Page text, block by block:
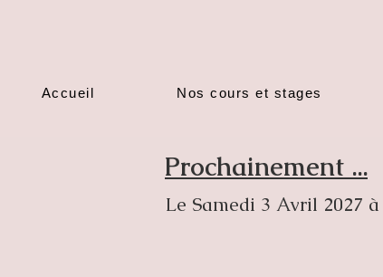
Accueil Nos cours et stages
Prochainement ...
Le Samedi 3 Avril 2027